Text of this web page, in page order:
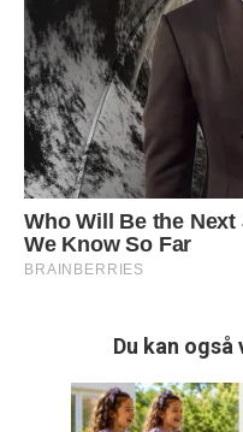
Du kan